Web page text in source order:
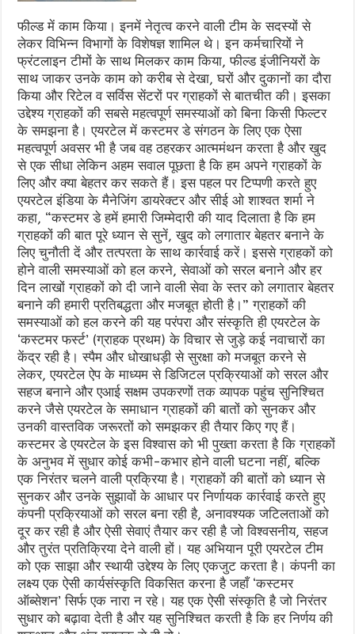
फील्ड में काम किया। इनमें नेतृत्व करने वाली टीम के सदस्यों से
लेकर विभिन्न विभागों के विशेषज्ञ शामिल थे। इन कर्मचारियों ने
फ्रंटलाइन टीमों के साथ मिलकर काम किया, फील्ड इंजीनियरों के
साथ जाकर उनके काम को करीब से देखा, घरों और दुकानों का दौरा
किया और रिटेल व सर्विस सेंटरों पर ग्राहकों से बातचीत की। इसका
उद्देश्य ग्राहकों की सबसे महत्वपूर्ण समस्याओं को बिना किसी फिल्टर
के समझना है। एयरटेल में कस्टमर डे संगठन के लिए एक ऐसा
महत्वपूर्ण अवसर भी है जब वह ठहरकर आत्ममंथन करता है और खुद
से एक सीधा लेकिन अहम सवाल पूछता है कि हम अपने ग्राहकों के
लिए और क्या बेहतर कर सकते हैं। इस पहल पर टिप्पणी करते हुए
एयरटेल इंडिया के मैनेजिंग डायरेक्टर और सीई ओ शाश्वत शर्मा ने
कहा, “कस्टमर डे हमें हमारी जिम्मेदारी की याद दिलाता है कि हम
ग्राहकों की बात पूरे ध्यान से सुनें, खुद को लगातार बेहतर बनाने के
लिए चुनौती दें और तत्परता के साथ कार्रवाई करें। इससे ग्राहकों को
होने वाली समस्याओं को हल करने, सेवाओं को सरल बनाने और हर
दिन लाखों ग्राहकों को दी जाने वाली सेवा के स्तर को लगातार बेहतर
बनाने की हमारी प्रतिबद्धता और मजबूत होती है।” ग्राहकों की
समस्याओं को हल करने की यह परंपरा और संस्कृति ही एयरटेल के
‘कस्टमर फर्स्ट’ (ग्राहक प्रथम) के विचार से जुड़े कई नवाचारों का
केंद्र रही है। स्पैम और धोखाधड़ी से सुरक्षा को मजबूत करने से
लेकर, एयरटेल ऐप के माध्यम से डिजिटल प्रक्रियाओं को सरल और
सहज बनाने और एआई सक्षम उपकरणों तक व्यापक पहुंच सुनिश्चित
करने जैसे एयरटेल के समाधान ग्राहकों की बातों को सुनकर और
उनकी वास्तविक जरूरतों को समझकर ही तैयार किए गए हैं।
कस्टमर डे एयरटेल के इस विश्वास को भी पुख्ता करता है कि ग्राहकों
के अनुभव में सुधार कोई कभी-कभार होने वाली घटना नहीं, बल्कि
एक निरंतर चलने वाली प्रक्रिया है। ग्राहकों की बातों को ध्यान से
सुनकर और उनके सुझावों के आधार पर निर्णायक कार्रवाई करते हुए
कंपनी प्रक्रियाओं को सरल बना रही है, अनावश्यक जटिलताओं को
दूर कर रही है और ऐसी सेवाएं तैयार कर रही है जो विश्वसनीय, सहज
और तुरंत प्रतिक्रिया देने वाली हों। यह अभियान पूरी एयरटेल टीम
को एक साझा और स्थायी उद्देश्य के लिए एकजुट करता है। कंपनी का
लक्ष्य एक ऐसी कार्यसंस्कृति विकसित करना है जहाँ ‘कस्टमर
ऑब्सेशन’ सिर्फ एक नारा न रहे। यह एक ऐसी संस्कृति है जो निरंतर
सुधार को बढ़ावा देती है और यह सुनिश्चित करती है कि हर निर्णय की